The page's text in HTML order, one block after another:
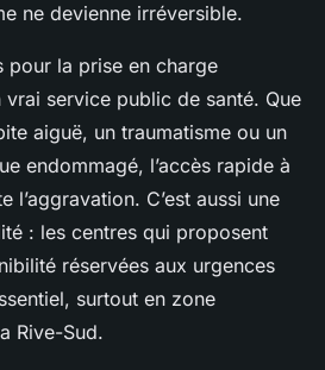
ne devienne irréversible.
pour la prise en charge
service public de santé. Que
aiguë, un traumatisme ou un
endommagé, l’accès rapide à
l’aggravation. C’est aussi une
: les centres qui proposent
réservées aux urgences
surtout en zone
Rive-Sud.